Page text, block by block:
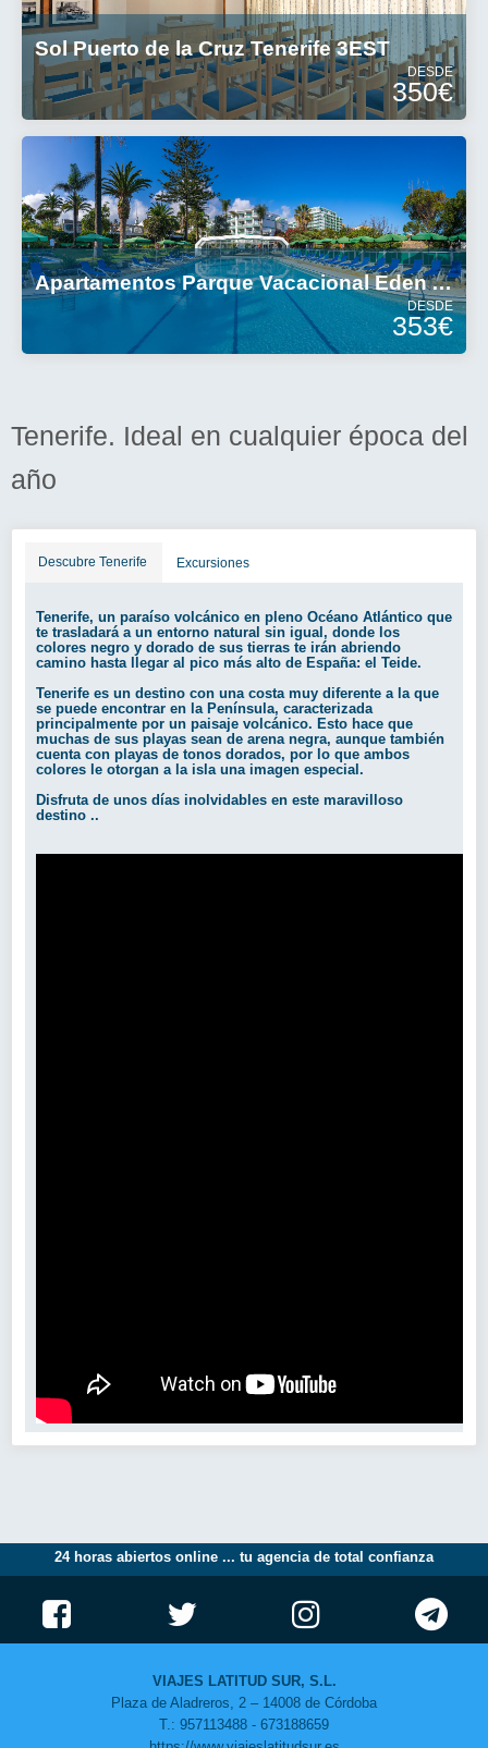
Sol Puerto de la Cruz Tenerife 3EST
DESDE
350€
Apartamentos Parque Vacacional Eden A3EST
DESDE
353€
Tenerife. Ideal en cualquier época del
año
Descubre Tenerife Excursiones
Tenerife, un paraíso volcánico en pleno Océano Atlántico que
te trasladará a un entorno natural sin igual, donde los
colores negro y dorado de sus tierras te irán abriendo
camino hasta llegar al pico más alto de España: el Teide.
Tenerife es un destino con una costa muy diferente a la que
se puede encontrar en la Península, caracterizada
principalmente por un paisaje volcánico. Esto hace que
muchas de sus playas sean de arena negra, aunque también
cuenta con playas de tonos dorados, por lo que ambos
colores le otorgan a la isla una imagen especial.
Disfruta de unos días inolvidables en este maravilloso
destino ..
24 horas abiertos online ... tu agencia de total confianza
VIAJES LATITUD SUR, S.L.
Plaza de Aladreros, 2 – 14008 de Córdoba
T.: 957113488 - 673188659